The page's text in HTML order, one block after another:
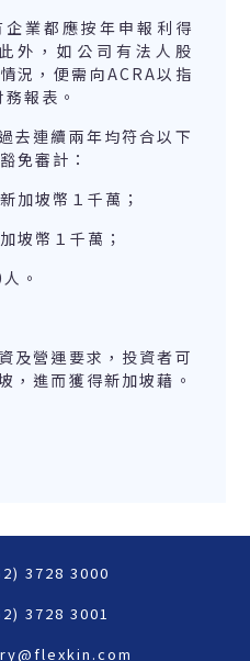
業都應按年申報利得
外，如公司有法人股
況，便需向ACRA以指
報表。
去連續兩年均符合以下
免審計：
坡幣１千萬；
幣１千萬；
。
及營運要求，投資者可
，進而獲得新加坡藉。
3728 3000
3728 3001